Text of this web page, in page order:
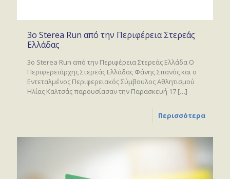
3ο Sterea Run από την Περιφέρεια Στερεάς
Ελλάδας
3ο Sterea Run από την Περιφέρεια Στερεάς Ελλάδα Ο
Περιφερειάρχης Στερεάς Ελλάδας Φάνης Σπανός και ο
Εντεταλμένος Περιφερειακός Σύμβουλος Αθλητισμού
Ηλίας Καλτσάς παρουσίασαν την Παρασκευή 17 […]
Περισσότερα